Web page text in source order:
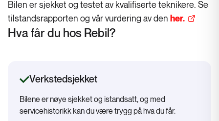
Bilen er sjekket og testet av kvalifiserte teknikere. Se
tilstandsrapporten og vår vurdering av den her.
Hva får du hos Rebil?
Verkstedsjekket
Bilene er nøye sjekket og istandsatt, og med
servicehistorikk kan du være trygg på hva du får.